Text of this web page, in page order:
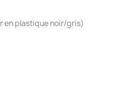
en plastique noir/gris)